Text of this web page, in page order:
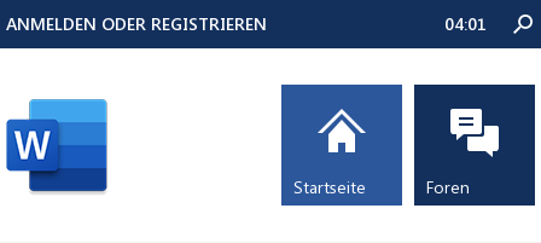
ANMELDEN ODER REGISTRIEREN 04:01
Startseite Foren